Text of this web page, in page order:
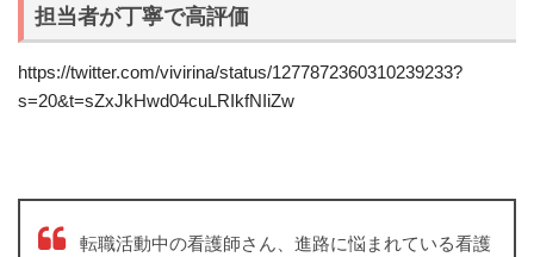
担当者が丁寧で高評価
https://twitter.com/vivirina/status/1277872360310239233?
s=20&t=sZxJkHwd04cuLRIkfNIiZw
転職活動中の看護師さん、進路に悩まれている看護